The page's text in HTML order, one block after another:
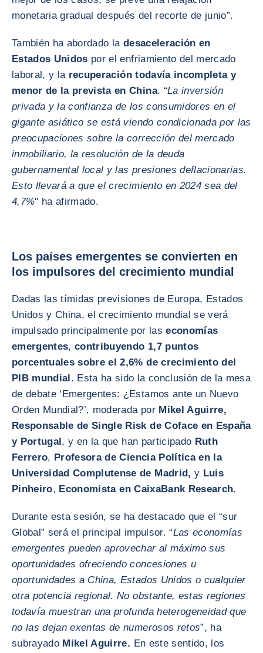
monetaria gradual después del recorte de junio”.
También ha abordado la desaceleración en
Estados Unidos por el enfriamiento del mercado
laboral, y la recuperación todavía incompleta y
menor de la prevista en China. “La inversión
privada y la confianza de los consumidores en el
gigante asiático se está viendo condicionada por las
preocupaciones sobre la corrección del mercado
inmobiliario, la resolución de la deuda
gubernamental local y las presiones deflacionarias.
Esto llevará a que el crecimiento en 2024 sea del
4,7%" ha afirmado.
Los países emergentes se convierten en
los impulsores del crecimiento mundial
Dadas las tímidas previsiones de Europa, Estados
Unidos y China, el crecimiento mundial se verá
impulsado principalmente por laseconomías
emergentes,contribuyendo 1,7 puntos
porcentuales sobre el 2,6% de crecimiento del
PIB mundial. Esta ha sido la conclusión de la mesa
de debate ‘Emergentes: ¿Estamos ante un Nuevo
Orden Mundial?’, moderada por Mikel Aguirre,
Responsable de Single Risk de Coface en España
y Portugal, y en la que han participado Ruth
Ferrero, Profesora de Ciencia Política en la
Universidad Complutense de Madrid, y Luis
Pinheiro, Economista en CaixaBank Research.
Durante esta sesión, se ha destacado que el “sur
Global” será el principal impulsor. “Las economías
emergentes pueden aprovechar al máximo sus
oportunidades ofreciendo concesiones u
oportunidades a China, Estados Unidos o cualquier
otra potencia regional. No obstante, estas regiones
todavía muestran una profunda heterogeneidad que
no las dejan exentas de numerosos retos”, ha
subrayado Mikel Aguirre. En este sentido, los